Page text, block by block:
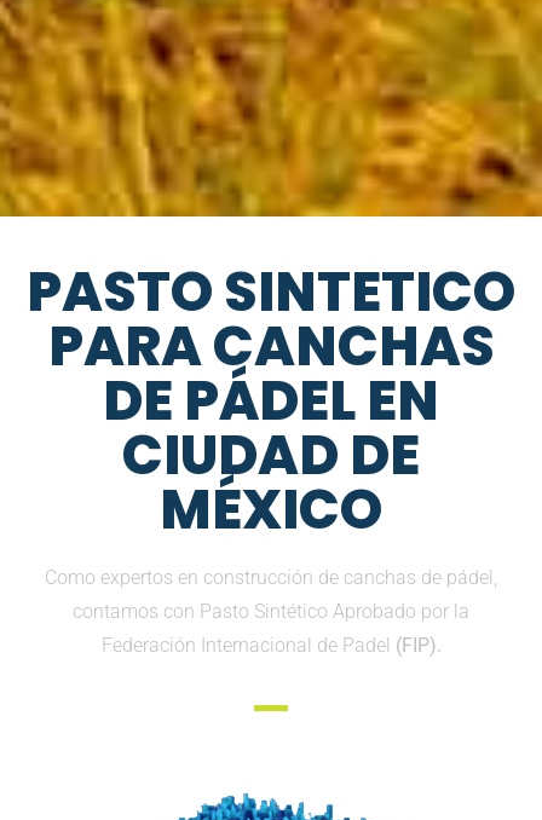
PASTO SINTETICO
PARA CANCHAS
DE PÁDEL EN
CIUDAD DE
MÉXICO
Como expertos en construcción de canchas de pádel,
contamos con Pasto Sintético Aprobado por la
Federación Internacional de Padel (FIP).